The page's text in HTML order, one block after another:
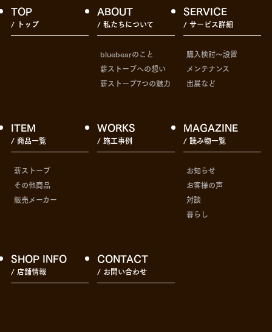
TOP
/ トップ
ABOUT
/ 私たちについて
bluebearのこと
薪ストーブへの想い
薪ストーブ7つの魅力
SERVICE
/ サービス詳細
購入検討〜設置
メンテナンス
出展など
ITEM
/ 商品一覧
薪ストーブ
その他商品
販売メーカー
WORKS
/ 施工事例
MAGAZINE
/ 読み物一覧
お知らせ
お客様の声
対談
暮らし
SHOP INFO
/ 店舗情報
CONTACT
/ お問い合わせ